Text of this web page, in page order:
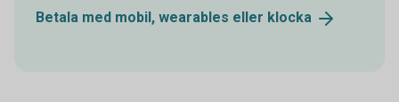
Betala med mobil, wearables eller klocka